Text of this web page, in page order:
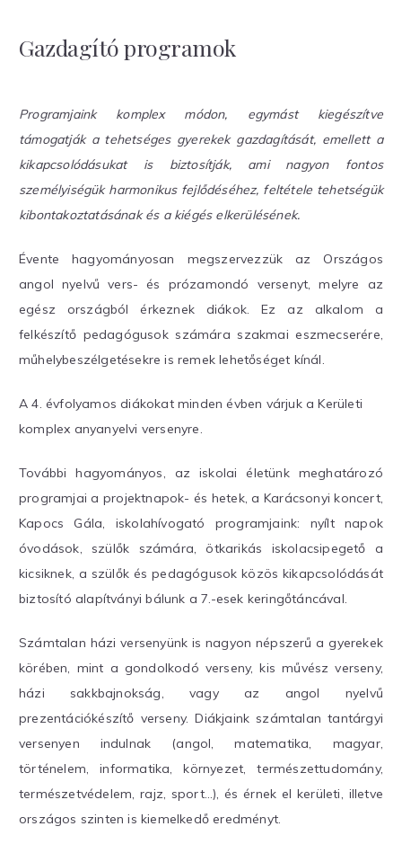
Gazdagító programok
Programjaink komplex módon, egymást kiegészítve
támogatják a tehetséges gyerekek gazdagítását, emellett a
kikapcsolódásukat is biztosítják, ami nagyon fontos
személyiségük harmonikus fejlődéséhez, feltétele tehetségük
kibontakoztatásának és a kiégés elkerülésének.
Évente hagyományosan megszervezzük az Országos
angol nyelvű vers- és prózamondó versenyt, melyre az
egész országból érkeznek diákok. Ez az alkalom a
felkészítő pedagógusok számára szakmai eszmecserére,
műhelybeszélgetésekre is remek lehetőséget kínál.
A 4. évfolyamos diákokat minden évben várjuk a Kerületi
komplex anyanyelvi versenyre.
További hagyományos, az iskolai életünk meghatározó
programjai a projektnapok- és hetek, a Karácsonyi koncert,
Kapocs Gála, iskolahívogató programjaink: nyílt napok
óvodások, szülők számára, ötkarikás iskolacsipegető a
kicsiknek, a szülők és pedagógusok közös kikapcsolódását
biztosító alapítványi bálunk a 7.-esek keringőtáncával.
Számtalan házi versenyünk is nagyon népszerű a gyerekek
körében, mint a gondolkodó verseny, kis művész verseny,
házi sakkbajnokság, vagy az angol nyelvű
prezentációkészítő verseny. Diákjaink számtalan tantárgyi
versenyen indulnak (angol, matematika, magyar,
történelem, informatika, környezet, természettudomány,
természetvédelem, rajz, sport…), és érnek el kerületi, illetve
országos szinten is kiemelkedő eredményt.